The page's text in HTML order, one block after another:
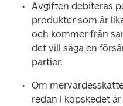
Avgiften debiteras
produkter som är
och kommer från
det vill säga en
partier.
Om
redan i köpskedet